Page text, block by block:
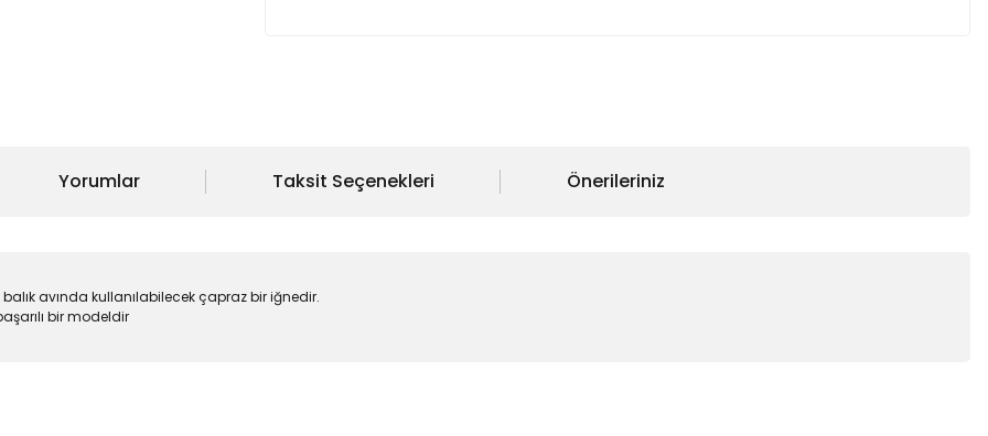
Yorumlar Taksit Seçenekleri Önerileriniz
avında kullanılabilecek çapraz bir iğnedir.
bir modeldir